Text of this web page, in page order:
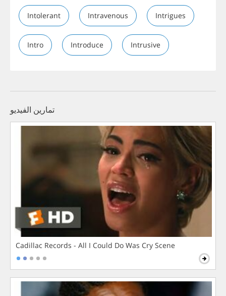
Intolerant Intravenous Intrigues
Intro Introduce Intrusive
تمارين الفيديو
Cadillac Records - All I Could Do Was Cry Scene